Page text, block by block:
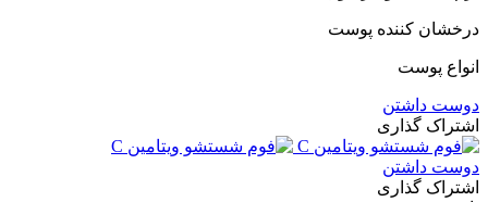
درخشان کننده پوست
انواع پوست
دوست داشتن
اشتراک گذاری
دوست داشتن
اشتراک گذاری